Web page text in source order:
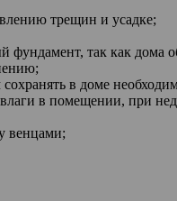
трещин и усадке;
фундамент, так как дома
в доме
в помещении, при
венцами;